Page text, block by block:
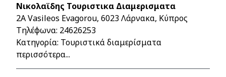
Νικολαϊδης Τουριστικα Διαμερισματα
2A Vasileos Evagorou, 6023 Λάρνακα, Κύπρος
Τηλέφωνα: 24626253
Κατηγορία: Τουριστικά διαμερίσματα
περισσότερα...